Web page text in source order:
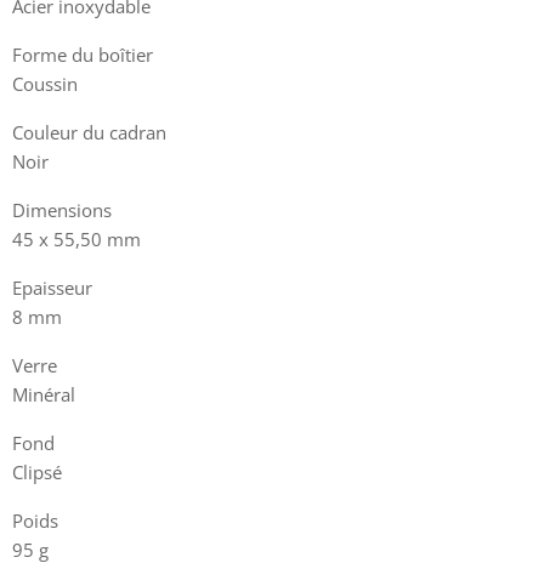
Acier inoxydable
Forme du boîtier
Coussin
Couleur du cadran
Noir
Dimensions
45 x 55,50 mm
Epaisseur
8 mm
Verre
Minéral
Fond
Clipsé
Poids
95 g